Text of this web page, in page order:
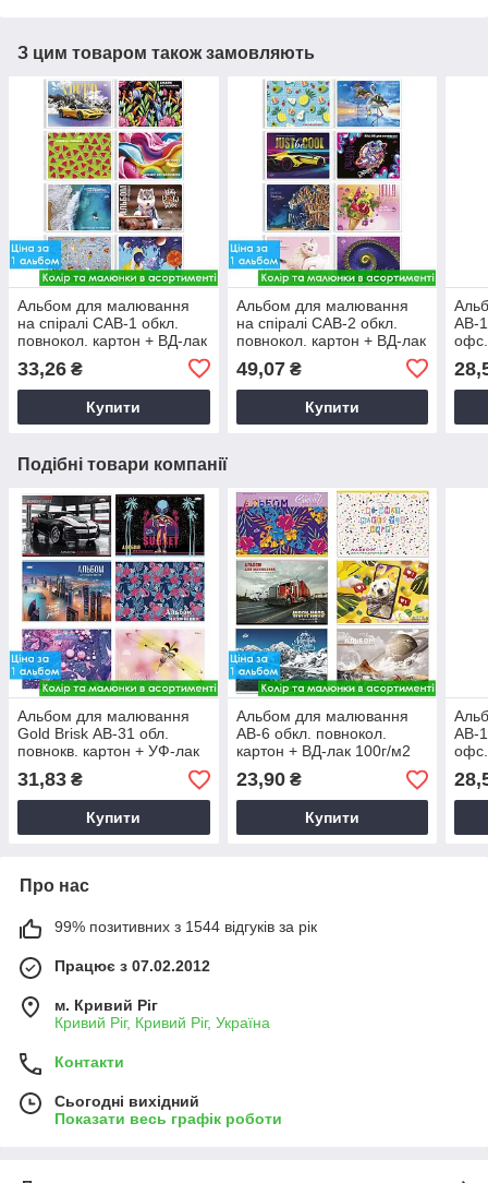
З цим товаром також замовляють
Альбом для малювання
на спіралі САВ-1 обкл.
повнокол. картон + ВД-лак
33,26 ₴
Купити
Альбом для малювання
на спіралі САВ-2 обкл.
повнокол. картон + ВД-лак
49,07₴
Купити
АВ-
Подібні товари компанії
Альбом для малювання
Gold Brisk АВ-31 обл.
повнокв. картон + УФ-лак
120 г/м2 20 л. в асорт.
31,83 ₴
Купити
Альбом для малювання
АВ-6 обкл. повнокол.
картон + ВД-лак 100г/м2
16л. в асорт.
23,90₴
Купити
АВ-
20л.
Про нас
99% позитивних з 1544 відгуків за рік
Працює з 07.02.2012
м. Кривий Ріг
Кривий Ріг, Кривий Ріг, Україна
Контакти
Сьогодні вихідний
Показати весь графік роботи